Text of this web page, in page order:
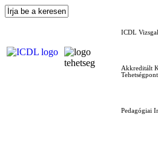
ICDL
Akkreditált
Tehetségpont
Pedagógiai